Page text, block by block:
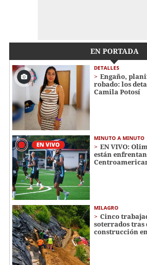
EN PORTADA
DETALLES
Engaño,
robado: los
Camila Potosí
MINUTO A MINUTO
EN VIVO:
están
MILAGRO
Cinco
soterrados tras
construcción